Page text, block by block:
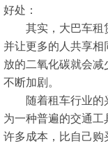
好处：
其实，大巴车租赁
并让更多的人共享相
放的二氧化碳就会
不断加剧。
随着租车行业的兴
为一种普遍的交通
许多成本，比自己购